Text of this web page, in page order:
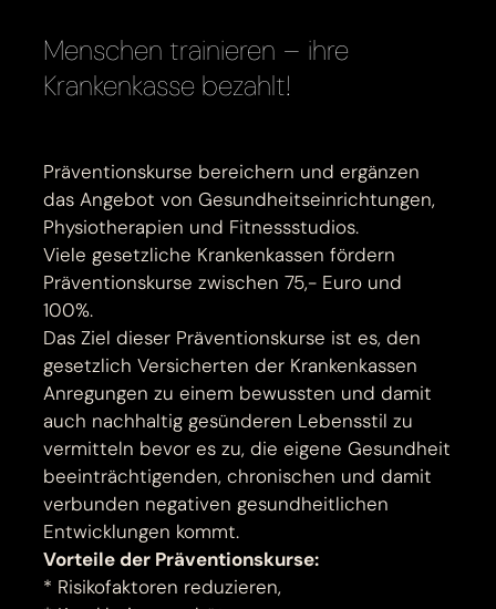
Menschen trainieren – ihre
Krankenkasse bezahlt!
Präventionskurse bereichern und ergänzen
das Angebot von Gesundheitseinrichtungen,
Physiotherapien und Fitnessstudios.
Viele gesetzliche Krankenkassen fördern
Präventionskurse zwischen 75,- Euro und
100%.
Das Ziel dieser Präventionskurse ist es, den
gesetzlich Versicherten der Krankenkassen
Anregungen zu einem bewussten und damit
auch nachhaltig gesünderen Lebensstil zu
vermitteln bevor es zu, die eigene Gesundheit
beeinträchtigenden, chronischen und damit
verbunden negativen gesundheitlichen
Entwicklungen kommt.
Vorteile der Präventionskurse:
* Risikofaktoren reduzieren,